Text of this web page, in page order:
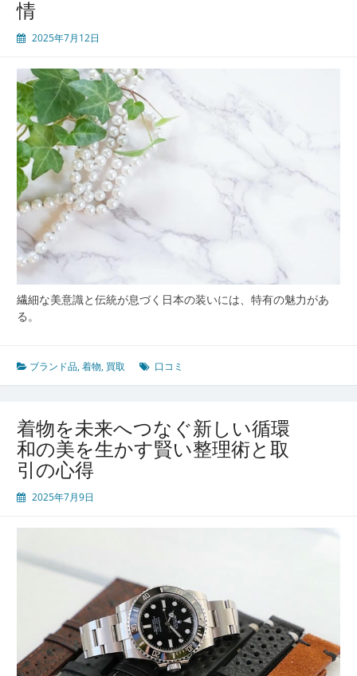
代
繋
ぐ
新
た
な
循
環
和
装
の
と
口
か
ら
価
値
情
2025年7月12日
繊細な美意識と伝統が息づく日本の装いには、特有の魅力があ
る。
ブランド品,着物, 買取 口コミ
着物を未来へつなぐ新しい循環
和の美を生かす賢い整理術と取
引の心得
2025年7月9日